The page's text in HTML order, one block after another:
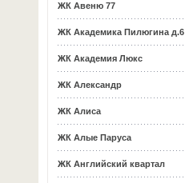
ЖК Авеню 77
ЖК Академика Пилюгина д.6
ЖК Академия Люкс
ЖК Александр
ЖК Алиса
ЖК Алые Паруса
ЖК Английский квартал